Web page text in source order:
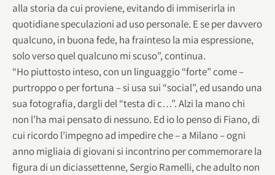
alla storia da cui proviene, evitando di immiserirla in
quotidiane speculazioni ad uso personale. E se per davvero
qualcuno, in buona fede, ha frainteso la mia espressione,
solo verso quel qualcuno mi scuso”, continua.
“Ho piuttosto inteso, con un linguaggio “forte” come –
purtroppo o per fortuna – si usa sui “social”, ed usando una
sua fotografia, dargli del “testa di c…”. Alzi la mano chi
non l’ha mai pensato di nessuno. Ed io lo penso di Fiano, di
cui ricordo l’impegno ad impedire che – a Milano – ogni
anno migliaia di giovani si incontrino per commemorare la
figura di un diciassettenne, Sergio Ramelli, che adulto non